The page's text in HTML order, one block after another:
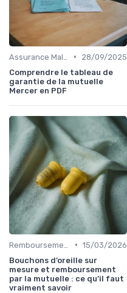
•
28/09/2025
Comprendre le tableau de
garantie de la mutuelle
Mercer en PDF
• 15/03/2026
Bouchons d’oreille sur
mesure et remboursement
par la mutuelle : ce qu’il faut
vraiment savoir